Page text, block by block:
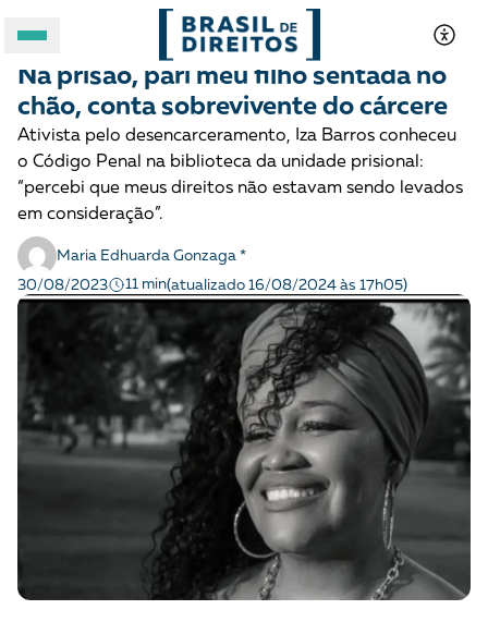
A BRASIL DE DIREITOS
ASSUNTOS
FORMATOS
Apoie a Brasil de Direitos
A [BD] conta as histórias de quem defende
direitos humanos no Brasil. Para continuar,
esse trabalho precisa da sua doação!
VEJA COMO APOIAR!
JUSTIÇA CRIMINAL
História
Na prisão, pari meu filho sentada no
chão, conta sobrevivente do cárcere
Ativista pelo desencarceramento, Iza Barros conheceu
o Código Penal na biblioteca da unidade prisional:
“percebi que meus direitos não estavam sendo levados
em consideração”.
Maria Edhuarda Gonzaga *
30/08/2023
11 min(atualizado 16/08/2024 às 17h05)